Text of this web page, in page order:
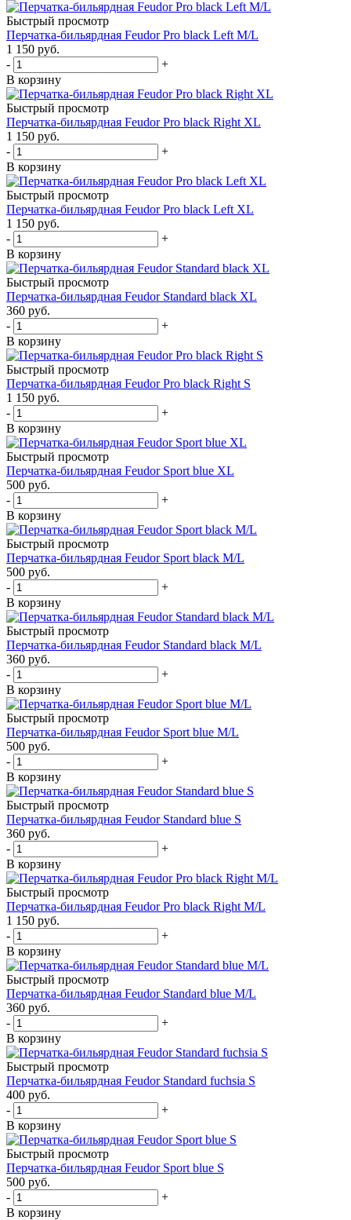
Быстрый просмотр
Перчатка-бильярдная Feudor Pro black Left M/L
1 150 руб.
-
+
В корзину
Быстрый просмотр
Перчатка-бильярдная Feudor Pro black Right XL
1 150 руб.
-
+
В корзину
Быстрый просмотр
Перчатка-бильярдная Feudor Pro black Left XL
1 150 руб.
-
+
В корзину
Быстрый просмотр
Перчатка-бильярдная Feudor Standard black XL
360 руб.
-
+
В корзину
Быстрый просмотр
Перчатка-бильярдная Feudor Pro black Right S
1 150 руб.
-
+
В корзину
Быстрый просмотр
Перчатка-бильярдная Feudor Sport blue XL
500 руб.
-
+
В корзину
Быстрый просмотр
Перчатка-бильярдная Feudor Sport black M/L
500 руб.
-
+
В корзину
Быстрый просмотр
Перчатка-бильярдная Feudor Standard black M/L
360 руб.
-
+
В корзину
Быстрый просмотр
Перчатка-бильярдная Feudor Sport blue M/L
500 руб.
-
+
В корзину
Быстрый просмотр
Перчатка-бильярдная Feudor Standard blue S
360 руб.
-
+
В корзину
Быстрый просмотр
Перчатка-бильярдная Feudor Pro black Right M/L
1 150 руб.
-
+
В корзину
Быстрый просмотр
Перчатка-бильярдная Feudor Standard blue M/L
360 руб.
-
+
В корзину
Быстрый просмотр
Перчатка-бильярдная Feudor Standard fuchsia S
400 руб.
-
+
В корзину
Быстрый просмотр
Перчатка-бильярдная Feudor Sport blue S
500 руб.
-
+
В корзину